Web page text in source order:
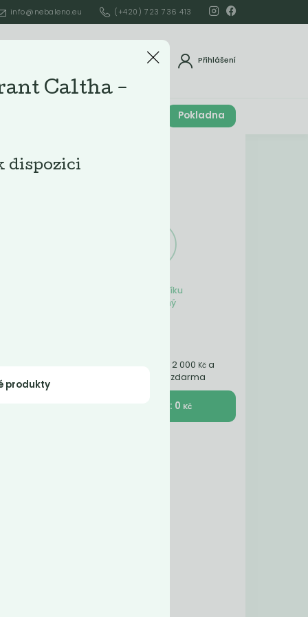
info@nebaleno.eu (+420) 723 736 413
Přihlášení
Pokladna
Obsah košíku
Obsah košíku
je prázdný
Nakupte ještě za 2 000 Kč a
získáte dopravu zdarma
K pokladně : 0 Kč
Caltha -
dispozici
produkty